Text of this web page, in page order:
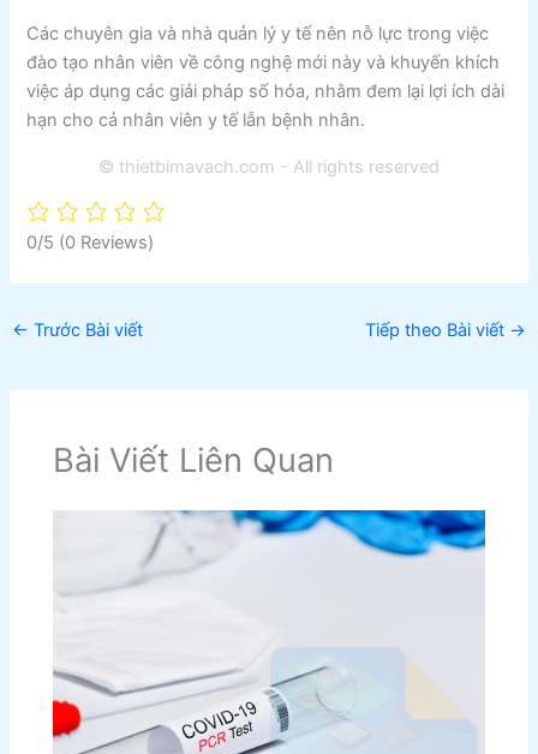
Các chuyên gia và nhà quản lý y tế nên nỗ lực trong việc
đào tạo nhân viên về công nghệ mới này và khuyến khích
việc áp dụng các giải pháp số hóa, nhằm đem lại lợi ích dài
hạn cho cả nhân viên y tế lẫn bệnh nhân.
© thietbimavach.com - All rights reserved
0/5 (0 Reviews)
← Trước Bài viết Tiếp theo Bài viết →
Bài Viết Liên Quan